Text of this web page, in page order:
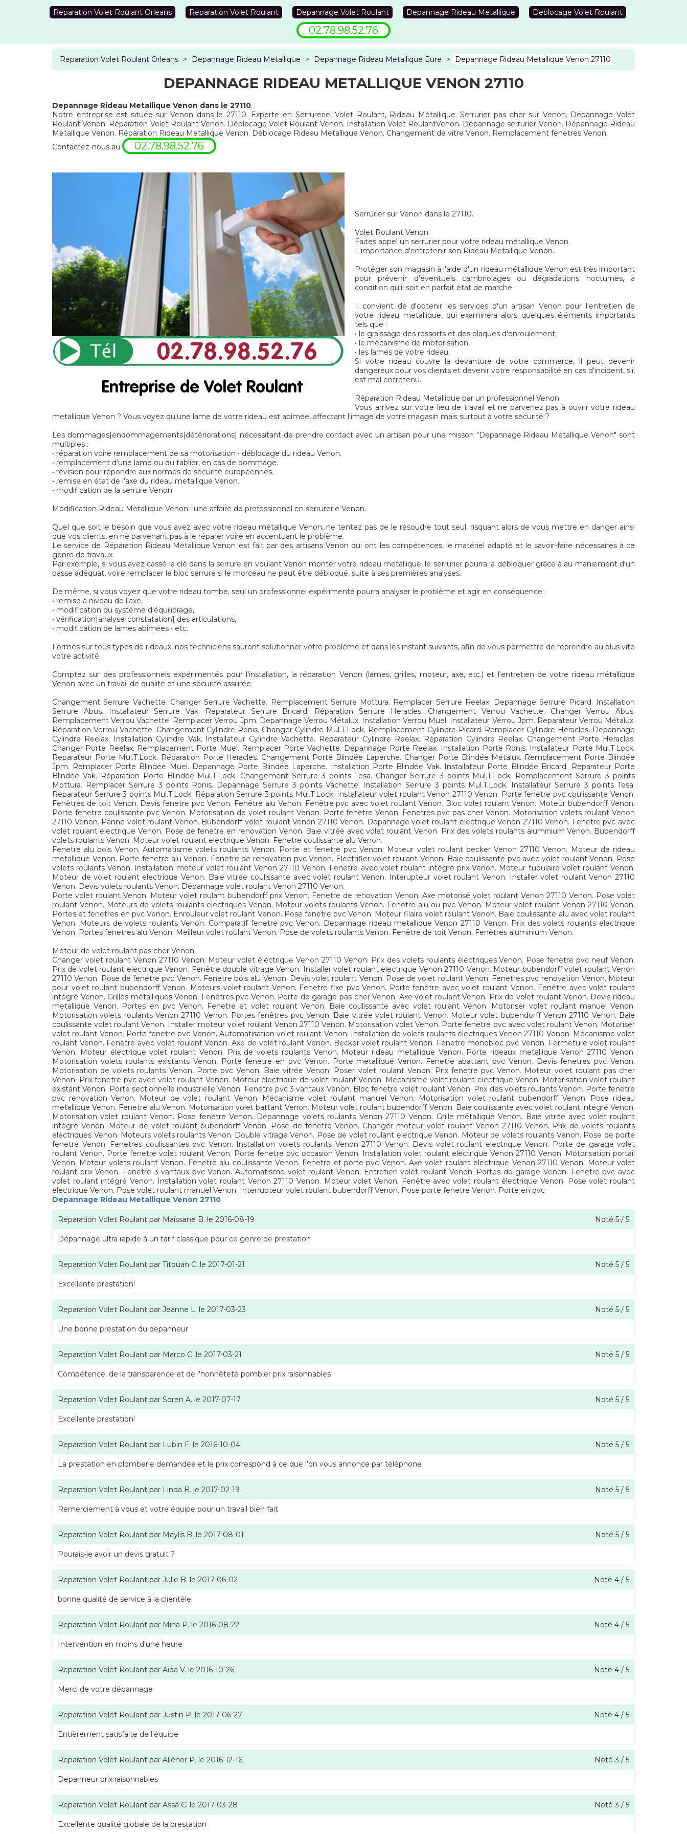
Reparation Volet Roulant Orleans Reparation Volet Roulant Depannage Volet Roulant Depannage Rideau Metallique Deblocage Volet Roulant
02.78.98.52.76
Reparation Volet Roulant Orleans > Depannage Rideau Metallique > Depannage Rideau Metallique Eure > Depannage Rideau Metallique Venon 27110
DEPANNAGE RIDEAU METALLIQUE VENON 27110
Depannage Rideau Metallique Venon dans le 27110.
Notre entreprise est située sur Venon dans le 27110. Experte en Serrurerie, Volet Roulant, Rideau Métallique. Serrurier pas cher sur Venon. Dépannage Volet
Roulant Venon. Réparation Volet Roulant Venon. Déblocage Volet Roulant Venon. Installation Volet RoulantVenon. Dépannage serrurier Venon. Dépannage Rideau
Metallique Venon. Réparation Rideau Metallique Venon. Déblocage Rideau Metallique Venon. Changement de vitre Venon. Remplacement fenetres Venon.
Contactez-nous au
02.78.98.52.76
Serrurier sur Venon dans le 27110.
Volet Roulant Venon.
Faites appel un serrurier pour votre rideau métallique Venon.
L'importance d'entretenir son Rideau Metallique Venon.
Protéger son magasin à l'aide d'un rideau métallique Venon est très important
pour prévenir d'éventuels cambriolages ou dégradations nocturnes, à
condition qu'il soit en parfait état de marche.
Il convient de d'obtenir les services d'un artisan Venon pour l'entretien de
votre rideau metallique, qui examinera alors quelques éléments importants
tels que :
• le graissage des ressorts et des plaques d'enroulement,
• le mécanisme de motorisation,
• les lames de votre rideau,
Si votre rideau couvre la devanture de votre commerce, il peut devenir
dangereux pour vos clients et devenir votre responsabilité en cas d'incident, s'il
est mal entretenu.
Réparation Rideau Metallique par un professionnel Venon.
Vous arrivez sur votre lieu de travail et ne parvenez pas à ouvrir votre rideau
metallique Venon ? Vous voyez qu'une lame de votre rideau est abîmée, affectant l'image de votre magasin mais surtout à votre sécurité ?
Les dommages|endommagements|détériorations] nécessitant de prendre contact avec un artisan pour une misson "Depannage Rideau Metallique Venon" sont
multiples :
• réparation voire remplacement de sa motorisation • déblocage du rideau Venon.
• remplacement d'une lame ou du tablier, en cas de dommage.
• révision pour répondre aux normes de sécurité européennes.
• remise en état de l'axe du rideau metallique Venon.
• modification de la serrure Venon.
Modification Rideau Metallique Venon : une affaire de professionnel en serrurerie Venon.
Quel que soit le besoin que vous avez avec votre rideau métallique Venon, ne tentez pas de le résoudre tout seul, risquant alors de vous mettre en danger ainsi
que vos clients, en ne parvenant pas à le réparer voire en accentuant le problème.
Le service de Réparation Rideau Métallique Venon est fait par des artisans Venon qui ont les compétences, le matériel adapté et le savoir-faire nécessaires à ce
genre de travaux.
Par exemple, si vous avez cassé la clé dans la serrure en voulant Venon monter votre rideau metallique, le serrurier pourra la débloquer grâce à au maniement d'un
passe adéquat, voire remplacer le bloc serrure si le morceau ne peut être débloqué, suite à ses premières analyses.
De même, si vous voyez que votre rideau tombe, seul un professionnel expérimenté pourra analyser le problème et agir en conséquence :
• remise à niveau de l'axe,
• modification du système d'équilibrage,
• vérification|analyse|constatation] des articulations,
• modification de lames abîmées • etc.
Formés sur tous types de rideaux, nos techniciens sauront solutionner votre problème et dans les instant suivants, afin de vous permettre de reprendre au plus vite
votre activité.
Comptez sur des professionnels expérimentés pour l'installation, la réparation Venon (lames, grilles, moteur, axe, etc.) et l'entretien de votre rideau métallique
Venon avec un travail de qualité et une sécurité assurée.
Changement Serrure Vachette. Changer Serrure Vachette. Remplacement Serrure Mottura. Remplacer Serrure Reelax. Depannage Serrure Picard. Installation
Serrure Abus. Installateur Serrure Vak. Reparateur Serrure Bricard. Réparation Serrure Heracles. Changement Verrou Vachette. Changer Verrou Abus.
Remplacement Verrou Vachette. Remplacer Verrou Jpm. Depannage Verrou Métalux. Installation Verrou Muel. Installateur Verrou Jpm. Reparateur Verrou Métalux.
Réparation Verrou Vachette. Changement Cylindre Ronis. Changer Cylindre Mul.T.Lock. Remplacement Cylindre Picard. Remplacer Cylindre Heracles. Depannage
Cylindre Reelax. Installation Cylindre Vak. Installateur Cylindre Vachette. Reparateur Cylindre Reelax. Réparation Cylindre Reelax. Changement Porte Heracles.
Changer Porte Reelax. Remplacement Porte Muel. Remplacer Porte Vachette. Depannage Porte Reelax. Installation Porte Ronis. Installateur Porte Mul.T.Lock.
Reparateur Porte Mul.T.Lock. Réparation Porte Heracles. Changement Porte Blindée Laperche. Changer Porte Blindée Métalux. Remplacement Porte Blindée
Jpm. Remplacer Porte Blindée Muel. Depannage Porte Blindée Laperche. Installation Porte Blindée Vak. Installateur Porte Blindée Bricard. Reparateur Porte
Blindée Vak. Réparation Porte Blindée Mul.T.Lock. Changement Serrure 3 points Tesa. Changer Serrure 3 points Mul.T.Lock. Remplacement Serrure 3 points
Mottura. Remplacer Serrure 3 points Ronis. Depannage Serrure 3 points Vachette. Installation Serrure 3 points Mul.T.Lock. Installateur Serrure 3 points Tesa.
Reparateur Serrure 3 points Mul.T.Lock. Réparation Serrure 3 points Mul.T.Lock. Installateur volet roulant Venon 27110 Venon. Porte fenetre pvc coulissante Venon.
Fenêtres de toit Venon. Devis fenetre pvc Venon. Fenêtre alu Venon. Fenêtre pvc avec volet roulant Venon. Bloc volet roulant Venon. Moteur bubendorff Venon.
Porte fenetre coulissante pvc Venon. Motorisation de volet roulant Venon. Porte fenetre Venon. Fenetres pvc pas cher Venon. Motorisation volets roulant Venon
27110 Venon. Panne volet roulant Venon. Bubendorff volet roulant Venon 27110 Venon. Depannage volet roulant electrique Venon 27110 Venon. Fenetre pvc avec
volet roulant electrique Venon. Pose de fenetre en renovation Venon. Baie vitrée avec volet roulant Venon. Prix des volets roulants aluminium Venon. Bubendorff
volets roulants Venon. Moteur volet roulant electrique Venon. Fenetre coulissante alu Venon.
Fenetre alu bois Venon. Automatisme volets roulants Venon. Porte et fenetre pvc Venon. Moteur volet roulant becker Venon 27110 Venon. Moteur de rideau
metallique Venon. Porte fenetre alu Venon. Fenetre de renovation pvc Venon. Electrifier volet roulant Venon. Baie coulissante pvc avec volet roulant Venon. Pose
volets roulants Venon. Installation moteur volet roulant Venon 27110 Venon. Fenetre avec volet roulant intégré prix Venon. Moteur tubulaire volet roulant Venon.
Moteur de volet roulant electrique Venon. Baie vitrée coulissante avec volet roulant Venon. Interupteur volet roulant Venon. Installer volet roulant Venon 27110
Venon. Devis volets roulants Venon. Dépannage volet roulant Venon 27110 Venon.
Porte volet roulant Venon. Moteur volet roulant bubendorff prix Venon. Fenetre de renovation Venon. Axe motorisé volet roulant Venon 27110 Venon. Pose volet
roulant Venon. Moteurs de volets roulants electriques Venon. Moteur volets roulants Venon. Fenetre alu ou pvc Venon. Moteur volet roulant Venon 27110 Venon.
Portes et fenetres en pvc Venon. Enrouleur volet roulant Venon. Pose fenetre pvc Venon. Moteur filaire volet roulant Venon. Baie coulissante alu avec volet roulant
Venon. Moteurs de volets roulants Venon. Comparatif fenetre pvc Venon. Depannage rideau metallique Venon 27110 Venon. Prix des volets roulants electrique
Venon. Portes fenetres alu Venon. Meilleur volet roulant Venon. Pose de volets roulants Venon. Fenêtre de toit Venon. Fenêtres aluminium Venon.
Moteur de volet roulant pas cher Venon.
Changer volet roulant Venon 27110 Venon. Moteur volet électrique Venon 27110 Venon. Prix des volets roulants électriques Venon. Pose fenetre pvc neuf Venon.
Prix de volet roulant electrique Venon. Fenêtre double vitrage Venon. Installer volet roulant electrique Venon 27110 Venon. Moteur bubendorff volet roulant Venon
27110 Venon. Pose de fenetre pvc Venon. Fenetre bois alu Venon. Devis volet roulant Venon. Pose de volet roulant Venon. Fenetres pvc renovation Venon. Moteur
pour volet roulant bubendorff Venon. Moteurs volet roulant Venon. Fenetre fixe pvc Venon. Porte fenêtre avec volet roulant Venon. Fenêtre avec volet roulant
intégré Venon. Grilles métalliques Venon. Fenêtres pvc Venon. Porte de garage pas cher Venon. Axe volet roulant Venon. Prix de volet roulant Venon. Devis rideau
metallique Venon. Portes en pvc Venon. Fenetre et volet roulant Venon. Baie coulissante avec volet roulant Venon. Motoriser volet roulant manuel Venon.
Motorisation volets roulants Venon 27110 Venon. Portes fenêtres pvc Venon. Baie vitrée volet roulant Venon. Moteur volet bubendorff Venon 27110 Venon. Baie
coulissante volet roulant Venon. Installer moteur volet roulant Venon 27110 Venon. Motorisation volet Venon. Porte fenetre pvc avec volet roulant Venon. Motoriser
volet roulant Venon. Porte fenetre pvc Venon. Automatisation volet roulant Venon. Installation de volets roulants électriques Venon 27110 Venon. Mécanisme volet
roulant Venon. Fenêtre avec volet roulant Venon. Axe de volet roulant Venon. Becker volet roulant Venon. Fenetre monobloc pvc Venon. Fermeture volet roulant
Venon. Moteur électrique volet roulant Venon. Prix de volets roulants Venon. Moteur rideau metallique Venon. Porte rideaux metallique Venon 27110 Venon.
Motorisation volets roulants existants Venon. Porte fenetre en pvc Venon. Porte metallique Venon. Fenetre abattant pvc Venon. Devis fenetres pvc Venon.
Motorisation de volets roulants Venon. Porte pvc Venon. Baie vitrée Venon. Poser volet roulant Venon. Prix fenetre pvc Venon. Moteur volet roulant pas cher
Venon. Prix fenetre pvc avec volet roulant Venon. Moteur electrique de volet roulant Venon. Mecanisme volet roulant electrique Venon. Motorisation volet roulant
existant Venon. Porte sectionnelle industrielle Venon. Fenetre pvc 3 vantaux Venon. Bloc fenetre volet roulant Venon. Prix des volets roulants Venon. Porte fenetre
pvc renovation Venon. Moteur de volet roulant Venon. Mécanisme volet roulant manuel Venon. Motorisation volet roulant bubendorff Venon. Pose rideau
metallique Venon. Fenetre alu Venon. Motorisation volet battant Venon. Moteur volet roulant bubendorff Venon. Baie coulissante avec volet roulant intégré Venon.
Motorisation volet roulant Venon. Pose fenetre Venon. Dépannage volets roulants Venon 27110 Venon. Grille métallique Venon. Baie vitrée avec volet roulant
intégré Venon. Moteur de volet roulant bubendorff Venon. Pose de fenetre Venon. Changer moteur volet roulant Venon 27110 Venon. Prix de volets roulants
electriques Venon. Moteurs volets roulants Venon. Double vitrage Venon. Pose de volet roulant electrique Venon. Moteur de volets roulants Venon. Pose de porte
fenetre Venon. Fenetres coulissantes pvc Venon. Installation volets roulants Venon 27110 Venon. Devis volet roulant electrique Venon. Porte de garage volet
roulant Venon. Porte fenetre volet roulant Venon. Porte fenetre pvc occasion Venon. Installation volet roulant electrique Venon 27110 Venon. Motorisation portail
Venon. Moteur volets roulant Venon. Fenetre alu coulissante Venon. Fenetre et porte pvc Venon. Axe volet roulant electrique Venon 27110 Venon. Moteur volet
roulant prix Venon. Fenetre 3 vantaux pvc Venon. Automatisme volet roulant Venon. Entretien volet roulant Venon. Portes de garage Venon. Fenetre pvc avec
volet roulant intégré Venon. Installation volet roulant Venon 27110 Venon. Moteur volet Venon. Fenêtre avec volet roulant électrique Venon. Pose volet roulant
electrique Venon. Pose volet roulant manuel Venon. Interrupteur volet roulant bubendorff Venon. Pose porte fenetre Venon. Porte en pvc
Depannage Rideau Metallique Venon 27110
Reparation Volet Roulant par Maïssane B. le 2016-08-19 Noté 5 / 5
Dépannage ultra rapide à un tarif classique pour ce genre de prestation
Reparation Volet Roulant par Titouan C. le 2017-01-21 Noté 5 / 5
Excellente prestation!
Reparation Volet Roulant par Jeanne L. le 2017-03-23 Noté 5 / 5
Une bonne prestation du depanneur
Reparation Volet Roulant par Marco C. le 2017-03-21 Noté 5 / 5
Compétence, de la transparence et de l'honnêteté pombier prix raisonnables
Reparation Volet Roulant par Soren A. le 2017-07-17 Noté 5 / 5
Excellente prestation!
Reparation Volet Roulant par Lubin F. le 2016-10-04 Noté 5 / 5
La prestation en plomberie demandée et le prix correspond à ce que l'on vous annonce par téléphone
Reparation Volet Roulant par Linda B. le 2017-02-19 Noté 5 / 5
Remerciement à vous et votre équipe pour un travail bien fait
Reparation Volet Roulant par Maylis B. le 2017-08-01 Noté 5 / 5
Pourais-je avoir un devis gratuit ?
Reparation Volet Roulant par Julie B. le 2017-06-02 Noté 4 / 5
bonne qualité de service à la clientèle
Reparation Volet Roulant par Mina P. le 2016-08-22 Noté 4 / 5
Intervention en moins d'une heure
Reparation Volet Roulant par Aïda V. le 2016-10-26 Noté 4 / 5
Merci de votre dépannage
Reparation Volet Roulant par Justin P. le 2017-06-27 Noté 4 / 5
Entièrement satisfaite de l'équipe
Reparation Volet Roulant par Aliénor P. le 2016-12-16 Noté 3 / 5
Depanneur prix raisonnables
Reparation Volet Roulant par Assa C. le 2017-03-28 Noté 3 / 5
Excellente qualité globale de la prestation